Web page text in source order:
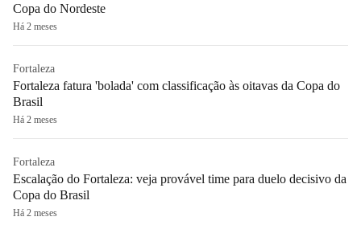
Copa do Nordeste
Há 2 meses
Fortaleza
Fortaleza fatura 'bolada' com classificação às oitavas da Copa do
Brasil
Há 2 meses
Fortaleza
Escalação do Fortaleza: veja provável time para duelo decisivo da
Copa do Brasil
Há 2 meses